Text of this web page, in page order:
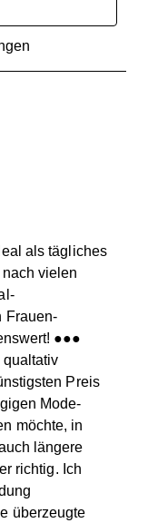
als tägliches
vielen
Frauen-
●●●
qualtativ
Preis
Mode-
möchte, in
längere
richtig. Ich
überzeugte